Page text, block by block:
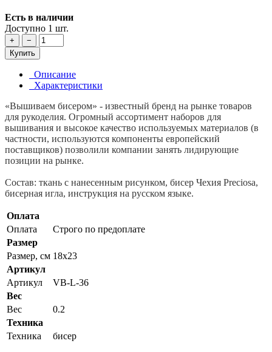
Есть в наличии
Доступно 1 шт.
+
−
Купить
Описание
Характеристики
«Вышиваем бисером» - известный бренд на рынке товаров
для рукоделия. Огромный ассортимент наборов для
вышивания и высокое качество используемых материалов (в
частности, используются компоненты европейский
поставщиков) позволили компании занять лидирующие
позиции на рынке.
Состав: ткань с нанесенным рисунком, бисер Чехия Preciosa,
бисерная игла, инструкция на русском языке.
Оплата
Оплата
Строго по предоплате
Размер
Размер, см 18x23
Артикул
Артикул
VB-L-36
Вес
Вес
0.2
Техника
Техника
бисер